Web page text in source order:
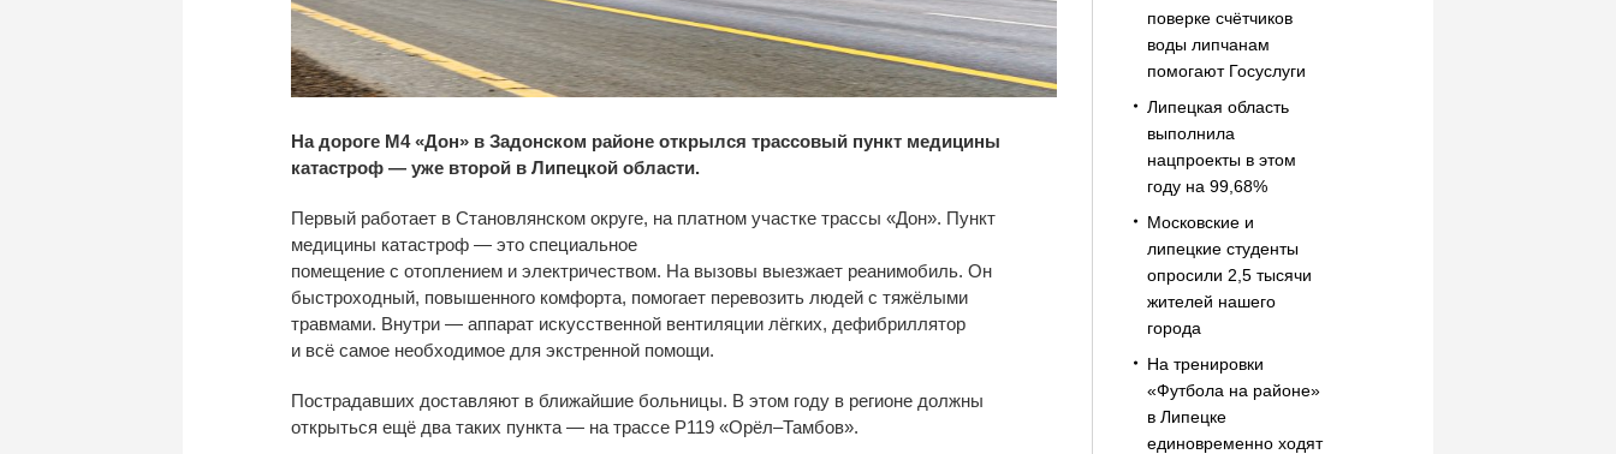
На дороге М4 «Дон» в Задонском районе открылся трассовый пункт медицины
катастроф — уже второй в Липецкой области.
Первый работает в Становлянском округе, на платном участке трассы «Дон». Пункт
медицины катастроф — это специальное
помещение с отоплением и электричеством. На вызовы выезжает реанимобиль. Он
быстроходный, повышенного комфорта, помогает перевозить людей с тяжёлыми
травмами. Внутри — аппарат искусственной вентиляции лёгких, дефибриллятор
и всё самое необходимое для экстренной помощи.
Пострадавших доставляют в ближайшие больницы. В этом году в регионе должны
открыться ещё два таких пункта — на трассе Р119 «Орёл–Тамбов».
поверке счётчиков
воды липчанам
помогают Госуслуги
Липецкая область
выполнила
нацпроекты в этом
году на 99,68%
Московские и
липецкие студенты
опросили 2,5 тысячи
жителей нашего
города
На тренировки
«Футбола на районе»
в Липецке
единовременно ходят